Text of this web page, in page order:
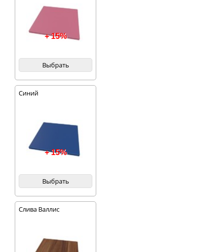
+ 15%
Выбрать
Синий
+ 15%
Выбрать
Слива Валлис